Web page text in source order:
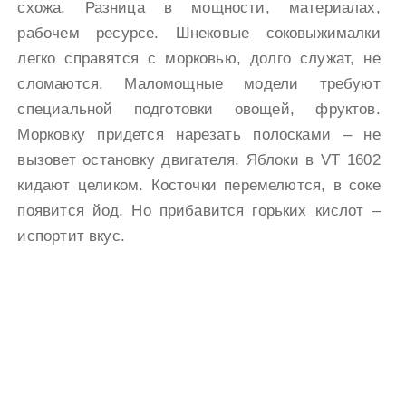
схожа. Разница в мощности, материалах,
рабочем ресурсе. Шнековые соковыжималки
легко справятся с морковью, долго служат, не
сломаются. Маломощные модели требуют
специальной подготовки овощей, фруктов.
Морковку придется нарезать полосками – не
вызовет остановку двигателя. Яблоки в VT 1602
кидают целиком. Косточки перемелются, в соке
появится йод. Но прибавится горьких кислот –
испортит вкус.